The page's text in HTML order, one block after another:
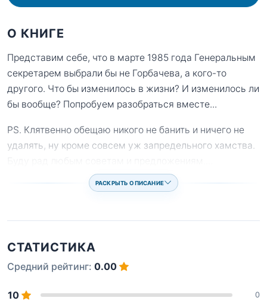
О КНИГЕ
Представим себе, что в марте 1985 года Генеральным
секретарем выбрали бы не Горбачева, а кого-то
другого. Что бы изменилось в жизни? И изменилось ли
бы вообще? Попробуем разобраться вместе...
PS. Клятвенно обещаю никого не банить и ничего не
удалять, ну кроме совсем уж запредельного хамства.
РАСКРЫТЬ ОПИСАНИЕ
СТАТИСТИКА
Средний рейтинг: 0.00
10 0